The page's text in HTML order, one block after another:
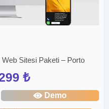
Web Sitesi Paketi – Porto
₺
Demo